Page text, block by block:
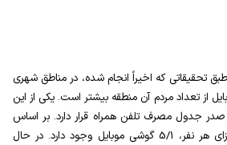
طبق تحقیقاتی که اخیراً انجام شده، در مناطق شهری
از تعداد مردم آن منطقه بیشتر است. یکی از این
جدول مصرف تلفن همراه قرار دارد. بر اساس
آمار رسیده در انگلستان به ازای هر نفر، 5/1 گوشی موبایل وجود دارد. در حال